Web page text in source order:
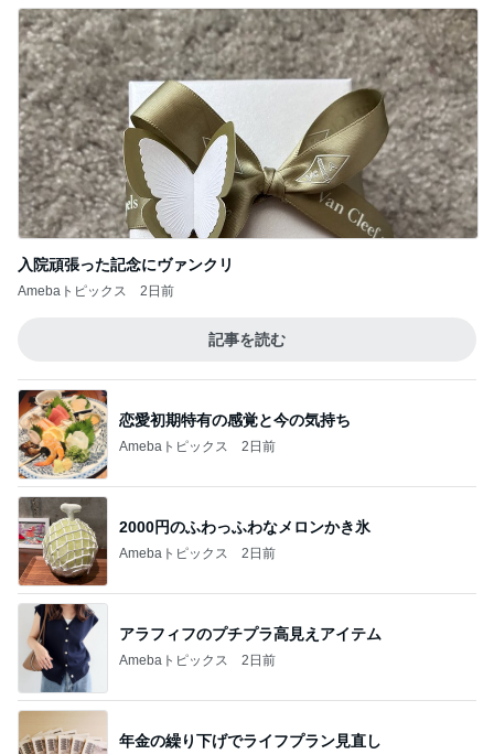
入院頑張った記念にヴァンクリ
Amebaトピックス 2日前
記事を読む
恋愛初期特有の感覚と今の気持ち
Amebaトピックス 2日前
2000円のふわっふわなメロンかき氷
Amebaトピックス 2日前
アラフィフのプチプラ高見えアイテム
Amebaトピックス 2日前
年金の繰り下げでライフプラン見直し